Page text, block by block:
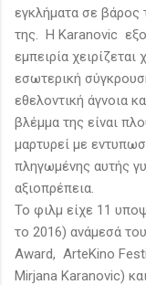
εγκλήματα σε βάρος
της. Η Karanovic
εμπειρία
εσωτερική
εθελοντική άγνοια
βλέμμα της είναι
μαρτυρεί με
πληγωμένης αυτής
αξιοπρέπεια.
Το φιλμ είχε 11
το 2016) ανάμεσά
Award, ΑrteKino
Mirjana Karanovic)